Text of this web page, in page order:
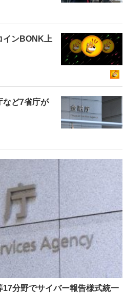
インBONK上
など7省庁が
分野でサイバー報告様式統一